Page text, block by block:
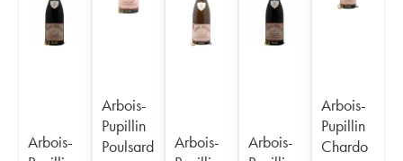
Arbois-
Arbois-
Pupillin
Poulsard
Arbois-
Arbois-
Arbois-
Pupillin
Chardo